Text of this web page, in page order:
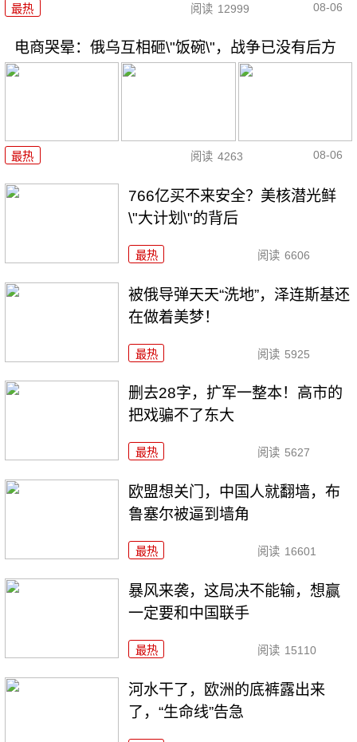
最热 阅读 12999 08-06
电商哭晕：俄乌互相砸\"饭碗\"，战争已没有后方
最热 阅读 4263 08-06
766亿买不来安全？美核潜光鲜
\"大计划\"的背后
最热 阅读 6606
被俄导弹天天“洗地”，泽连斯基还
在做着美梦！
最热 阅读 5925
删去28字，扩军一整本！高市的
把戏骗不了东大
最热 阅读 5627
欧盟想关门，中国人就翻墙，布
鲁塞尔被逼到墙角
最热 阅读 16601
暴风来袭，这局决不能输，想赢
一定要和中国联手
最热 阅读 15110
河水干了，欧洲的底裤露出来
了，“生命线”告急